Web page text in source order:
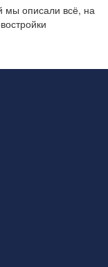
мы описали всё, на